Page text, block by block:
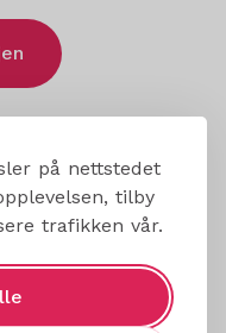
på nettstedet
tilby
trafikken vår.